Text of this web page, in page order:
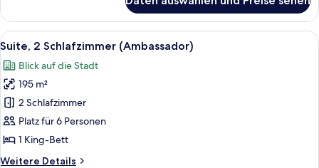
1 King-
Bett,
Buchtblick
Alle
Fotos
für
Suite,
2 Schlafzimmer
(Ambassador)
anzeigen
Ein modernes Hotelzimmer mit
7
Suite, 2 Schlafzimmer (Ambassador)
Blick auf die Stadt
195 m²
2 Schlafzimmer
Platz für 6 Personen
1 King-Bett
Weitere Details
Weitere